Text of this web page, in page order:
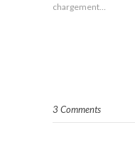
chargement…
3 Comments